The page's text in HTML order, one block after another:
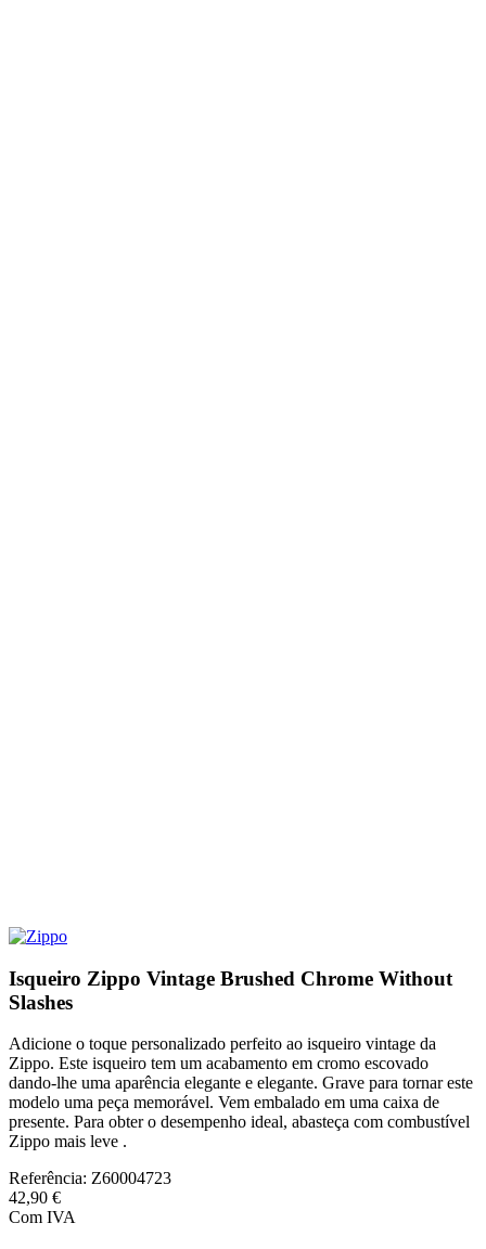
Isqueiro Zippo Vintage Brushed Chrome Without
Slashes
Adicione o toque personalizado perfeito ao isqueiro vintage da
Zippo. Este isqueiro tem um acabamento em cromo escovado
dando-lhe uma aparência elegante e elegante. Grave para tornar este
modelo uma peça memorável. Vem embalado em uma caixa de
presente. Para obter o desempenho ideal, abasteça com combustível
Zippo mais leve .
Referência: Z60004723
42,90 €
Com IVA